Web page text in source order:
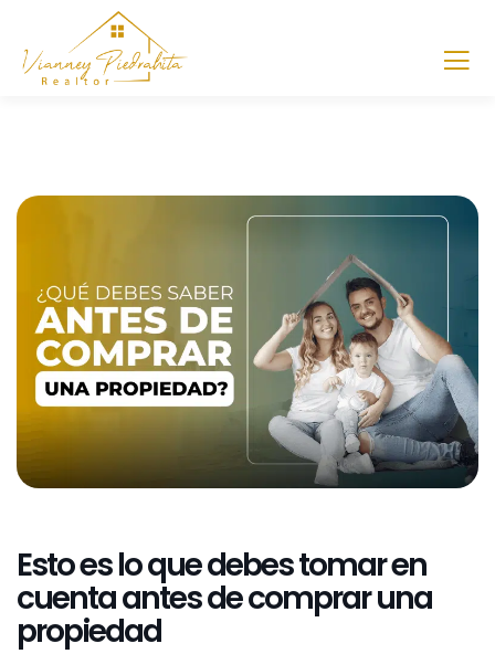
Esto es lo que debes tomar en
cuenta antes de comprar una
propiedad